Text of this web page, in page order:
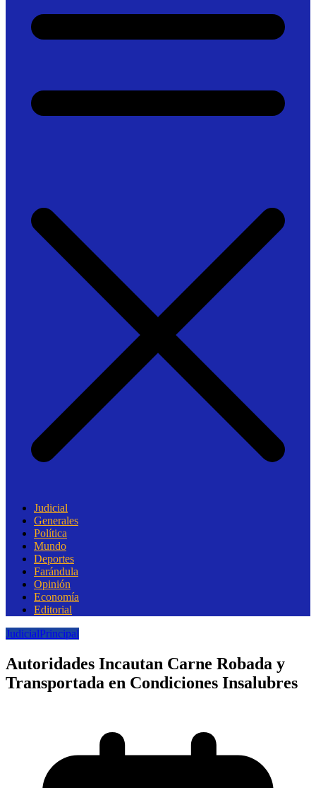
Judicial
Generales
Política
Mundo
Deportes
Farándula
Opinión
Economía
Editorial
JudicialPrincipal
Autoridades Incautan Carne Robada y
Transportada en Condiciones Insalubres